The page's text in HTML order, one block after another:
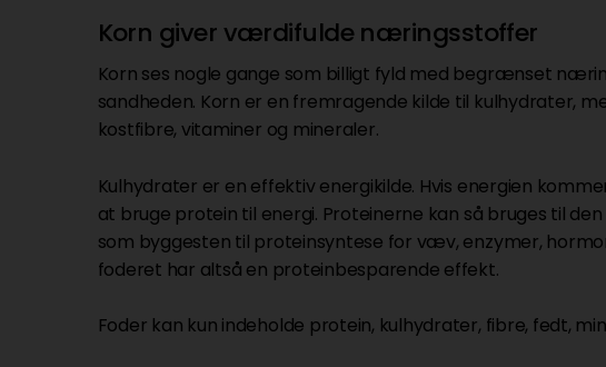
Korn giver værdifulde næringsstoffer
Korn ses nogle gange som billigt fyld med begrænset
sandheden. Korn er en fremragende kilde til kulhydrater,
kostfibre, vitaminer og mineraler.
Kulhydrater er en effektiv energikilde. Hvis energien
at bruge protein til energi. Proteinerne kan så bruges til
som byggesten til proteinsyntese for væv, enzymer,
foderet har altså en proteinbesparende effekt.
Foder kan kun indeholde protein, kulhydrater, fibre, fedt,